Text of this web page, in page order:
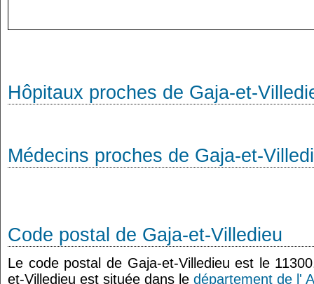
Hôpitaux proches de Gaja-et-
Médecins proches de Gaja-et-
Code postal de Gaja-et-Villedieu
Le code postal de Gaja-et-Villedieu est le
et-Villedieu est située dans le département de l'